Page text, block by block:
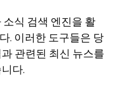
식 검색 엔진을 활
. 이러한 도구들은 당
관련된 최신 뉴스를
다.